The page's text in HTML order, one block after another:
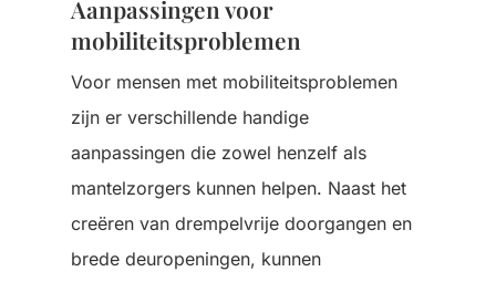
Aanpassingen voor
mobiliteitsproblemen
Voor mensen met mobiliteitsproblemen
zijn er verschillende handige
aanpassingen die zowel henzelf als
mantelzorgers kunnen helpen. Naast het
creëren van drempelvrije doorgangen en
brede deuropeningen, kunnen